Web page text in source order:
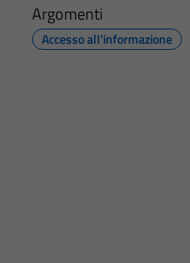
Argomenti
Accesso all'informazione